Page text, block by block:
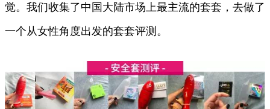
觉。我们收集了中国大陆市场上最主流的套套，去做了
一个从女性角度出发的套套评测。